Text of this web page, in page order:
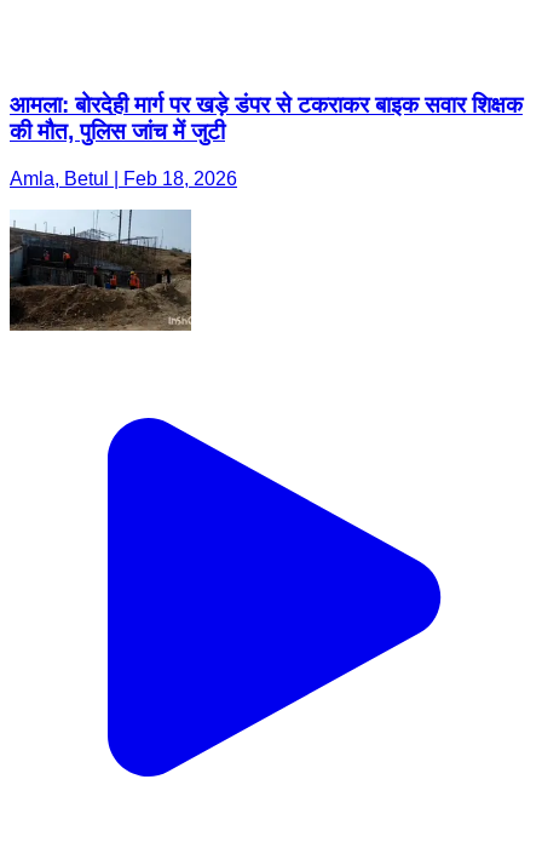
आमला: बोरदेही मार्ग पर खड़े डंपर से टकराकर बाइक सवार शिक्षक
की मौत, पुलिस जांच में जुटी
Amla, Betul | Feb 18, 2026